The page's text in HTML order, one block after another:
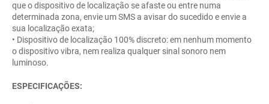
que o dispositivo de localização se afaste ou entre numa
determinada zona, envie um SMS a avisar do sucedido e envie a
sua localização exata;
• Dispositivo de localização 100% discreto: em nenhum momento
o dispositivo vibra, nem realiza qualquer sinal sonoro nem
luminoso.
ESPECIFICAÇÕES: